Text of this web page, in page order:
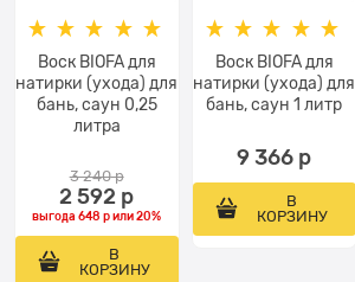
Воск BIOFA для
натирки (ухода) для
бань, саун 0,25
литра
3 240 р
2 592 р
выгода648 рили20%
В
КОРЗИНУ
Воск BIOFA для
натирки (ухода) для
бань, саун 1 литр
9 366 р
В
КОРЗИНУ